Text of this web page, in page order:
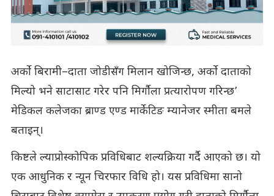
अर्को बिरामी–दाता जोडीसँग मिलान खोजिन्छ, अर्को दाताको
मिल्यो भने साटासाट गरेर पनि मिर्गौला प्रत्यारोपण गरिन्छ’
मेडिकल कलेजका ब्राण्ड एण्ड मार्केटिङ म्यानेजर स्मीता बमले
बताइन्।
किष्टले ल्याप्रोस्कोपिक प्रविधिबाट शल्यक्रिया गर्दै आएको छ। यो
एक आधुनिक र न्यून चिरफार विधि हो। यस प्रविधिमा सानो